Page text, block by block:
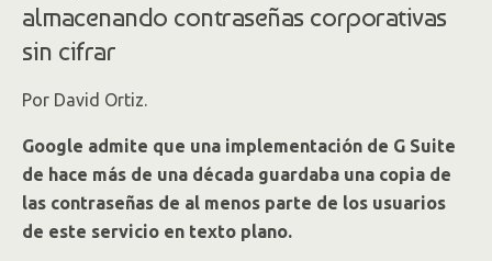
almacenando contraseñas corporativas
sin cifrar
Por David Ortiz.
Google admite que una implementación de G Suite
de hace más de una década guardaba una copia de
las contraseñas de al menos parte de los usuarios
de este servicio en texto plano.